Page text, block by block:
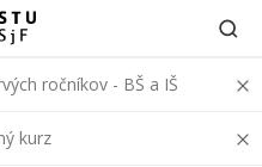
ročníkov - BŠ a IŠ
kurz